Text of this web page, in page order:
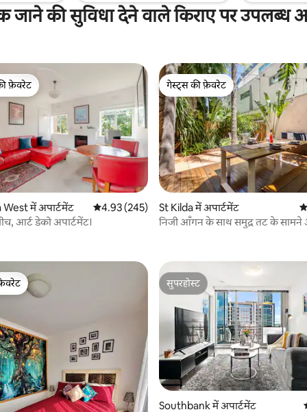
जाने की सुविधा देने वाले किराए पर उपलब्ध
फ़ेवरेट
फ़ेवरेट
में अपार्टमेंट औसत रेटिंग 5 में से 4.93, 245 समीक्षाएँ
4.93 (245)
आर्ट डेको अपार्टमेंट।
गेस्ट्स की फ़ेवरेट
गेस्ट्स की फ़ेवरेट
St Kilda में अपार्टमेंट
निजी आँगन के साथ समुद्र तट के
सुपरहोस्ट
सुपरहोस्ट
Southbank में अपार्टमेंट